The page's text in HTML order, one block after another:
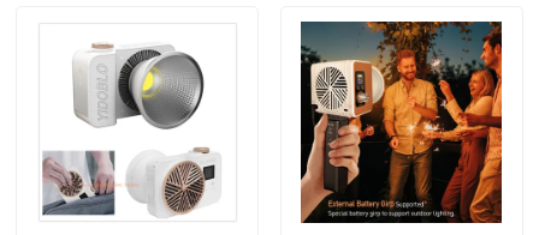
Βίντεο
Σχετικά με εμάς
Επισκεψή εργοστασίου